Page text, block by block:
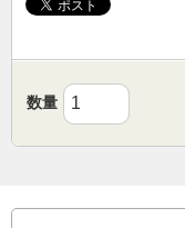
数量